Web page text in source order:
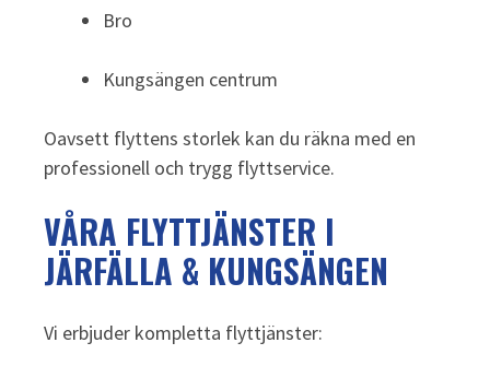
Bro
Kungsängen centrum
Oavsett flyttens storlek kan du räkna med en
professionell och trygg flyttservice.
VÅRA FLYTTJÄNSTER I
JÄRFÄLLA & KUNGSÄNGEN
Vi erbjuder kompletta flyttjänster: